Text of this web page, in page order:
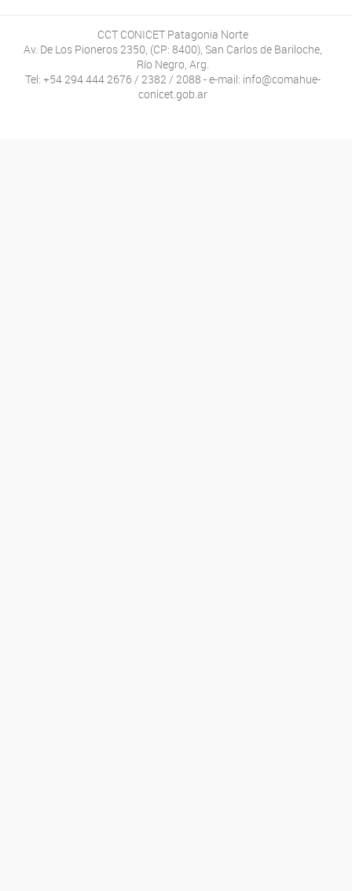
CCT CONICET Patagonia Norte
Av. De Los Pioneros 2350, (CP: 8400), San Carlos de Bariloche,
Río Negro, Arg.
Tel: +54 294 444 2676 / 2382 / 2088 - e-mail: info@comahue-
conicet.gob.ar